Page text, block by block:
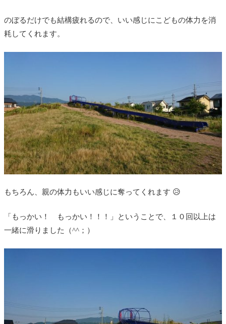
のぼるだけでも結構疲れるので、いい感じにこどもの体力を消
耗してくれます。
もちろん、親の体力もいい感じに奪ってくれます 😥
「もっかい！ もっかい！！！」ということで、１０回以上は
一緒に滑りました（^^；）